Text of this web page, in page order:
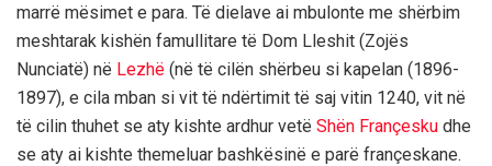
marrë mësimet e para. Të dielave ai mbulonte me shërbim
meshtarak kishën famullitare të Dom Lleshit (Zojës
Nunciatë) në Lezhë (në të cilën shërbeu si kapelan (1896-
1897), e cila mban si vit të ndërtimit të saj vitin 1240, vit në
të cilin thuhet se aty kishte ardhur vetë Shën Françesku dhe
se aty ai kishte themeluar bashkësinë e parë françeskane.